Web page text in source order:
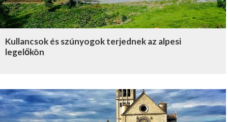
Kullancsok és szúnyogok terjednek az alpesi
legelőkön